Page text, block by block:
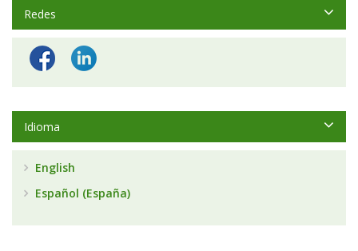
Redes
Idioma
English
Español (España)